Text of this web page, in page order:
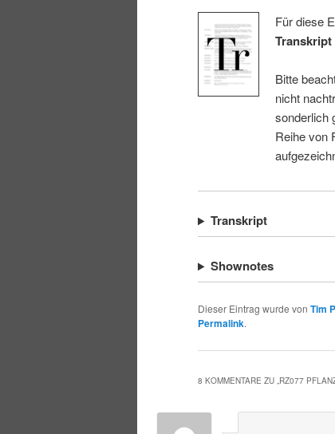
e
n
n
g
e
Für diese
Transkript
Bitte
nicht
sonderlich
Reihe von
Transkript
Shownotes
Dieser Eintrag wurde von Tim
Permalink.
8 KOMMENTARE ZU „RZ077